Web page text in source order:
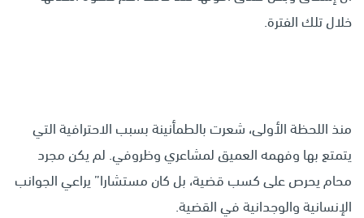
خلال تلك الفترة.
منذ اللحظة الأولى، شعرت بالطمأنينة بسبب الاحترافية التي
يتمتع بها وفهمه العميق لمشاعري وظروفي. لم يكن مجرد
محام يحرص على كسب قضية، بل كان مستشارا” يراعي الجوانب
الإنسانية والوجدانية في القضية.